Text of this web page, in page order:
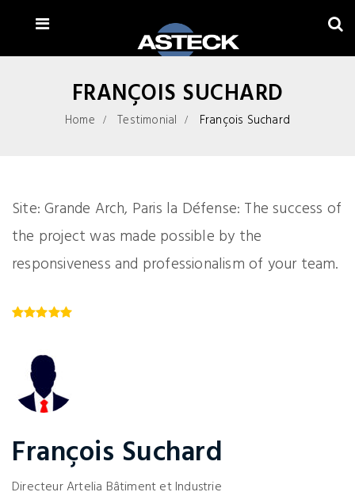
FRANÇOIS SUCHARD
Home Testimonial François Suchard
Site: Grande Arch, Paris la Défense: The success of
the project was made possible by the
responsiveness and professionalism of your team.
François Suchard
Directeur Artelia Bâtiment et Industrie